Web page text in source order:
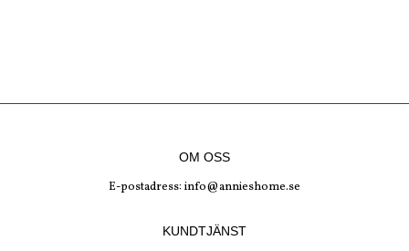
OM OSS
E-postadress: info@annieshome.se
KUNDTJÄNST